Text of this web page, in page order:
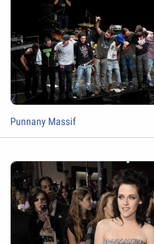
Punnany Massif